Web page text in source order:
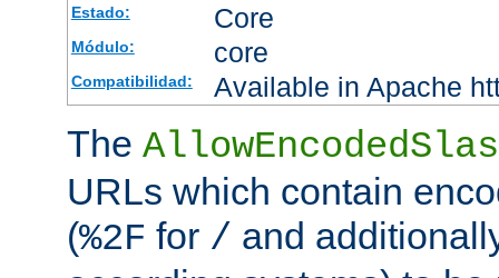
Estado: Core
Módulo: core
Compatibilidad: Available in Apache
The
URLs which contain
(%2F for / and